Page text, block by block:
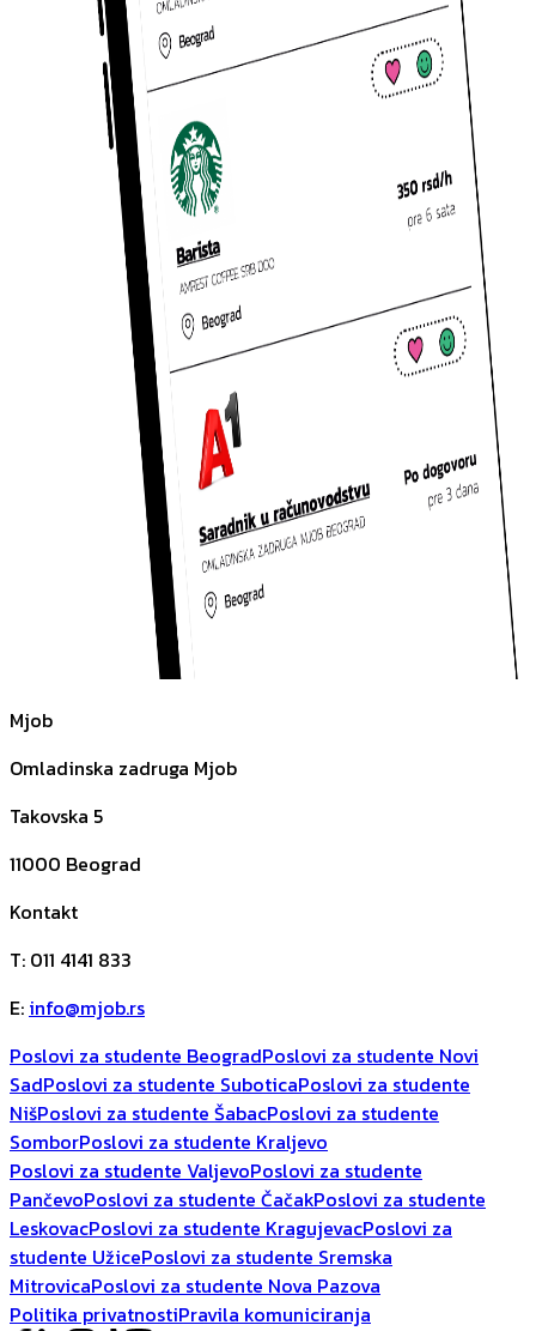
Mjob
Omladinska zadruga Mjob
Takovska 5
11000 Beograd
Kontakt
T: 011 4141 833
E: info@mjob.rs
Poslovi za studente BeogradPoslovi za studente Novi
SadPoslovi za studente SuboticaPoslovi za studente
NišPoslovi za studente ŠabacPoslovi za studente
SomborPoslovi za studente Kraljevo
Poslovi za studente ValjevoPoslovi za studente
PančevoPoslovi za studente ČačakPoslovi za studente
LeskovacPoslovi za studente KragujevacPoslovi za
studente UžicePoslovi za studente Sremska
MitrovicaPoslovi za studente Nova Pazova
Politika privatnostiPravila komuniciranja